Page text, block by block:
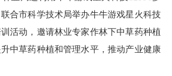
合市科学技术局举办牛牛游戏星火科技
活动，邀请林业专家作林下中草药种植
中草药种植和管理水平，推动产业健康